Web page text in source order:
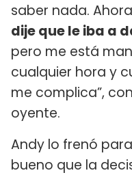
saber nada.
dije que le iba a
pero me está
cualquier hora y
me complica”,
oyente.
Andy lo frenó
bueno que la